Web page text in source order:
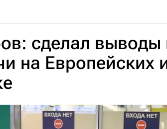
сделал выводы
на Европейских